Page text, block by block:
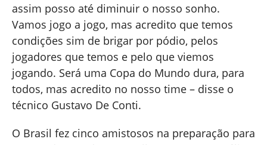
assim posso até diminuir o nosso sonho.
Vamos jogo a jogo, mas acredito que temos
condições sim de brigar por pódio, pelos
jogadores que temos e pelo que viemos
jogando. Será uma Copa do Mundo dura, para
todos, mas acredito no nosso time – disse o
técnico Gustavo De Conti.
O Brasil fez cinco amistosos na preparação para